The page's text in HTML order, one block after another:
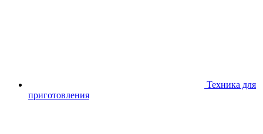
Техника для
приготовления